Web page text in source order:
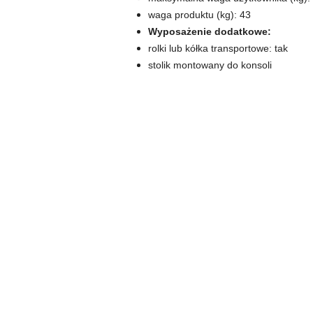
waga produktu (kg): 43
Wyposażenie dodatkowe:
rolki lub kółka transportowe: tak
stolik montowany do konsoli